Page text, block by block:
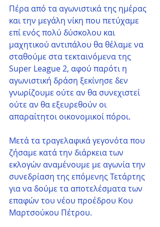
Πέρα από τα αγωνιστικά της ημέρας
και την μεγάλη νίκη που πετύχαμε
επί ενός πολύ δύσκολου και
μαχητικού αντιπάλου θα θέλαμε να
σταθούμε στα τεκταινόμενα της
Super League 2, αφού παρότι η
αγωνιστική δράση ξεκίνησε δεν
γνωρίζουμε ούτε αν θα συνεχιστεί
ούτε αν θα εξευρεθούν οι
απαραίτητοι οικονομικοί πόροι.
Μετά τα τραγελαφικά γεγονότα που
ζήσαμε κατά την διάρκεια των
εκλογών αναμένουμε με αγωνία την
συνεδρίαση της επόμενης Τετάρτης
για να δούμε τα αποτελέσματα των
επαφών του νέου προέδρου Κου
Μαρτσούκου Πέτρου.